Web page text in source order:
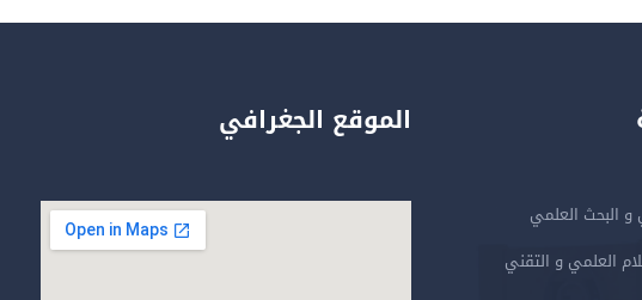
و البحث العلمي
العلمي و التقني
الموقع الجغرافي